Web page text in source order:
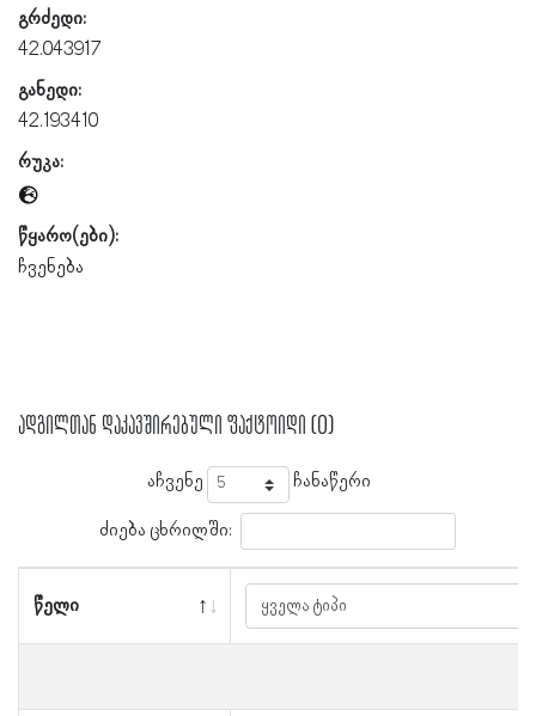
გრძედი:
42.043917
განედი:
42.193410
რუკა:
წყარო(ები):
ჩვენება
ადგილთან დაკავშირებული ფაქტოიდი (0)
აჩვენე ჩანაწერი
ძიება ცხრილში:
წელი